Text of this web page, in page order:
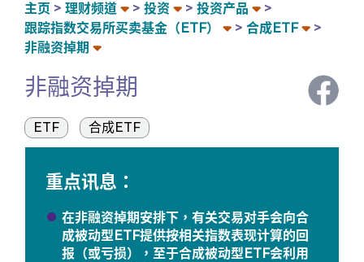
主页 理财频道 投资
投资产品
跟踪指数交易所买卖基金（ETF）
合成ETF
非融资掉期
非融资掉期
ETF 合成ETF
重点讯息：
在非融资掉期安排下，有关交易对手会向合
成被动型ETF提供按相关指数表现计算的回
报（或亏损），至于合成被动型ETF会利用